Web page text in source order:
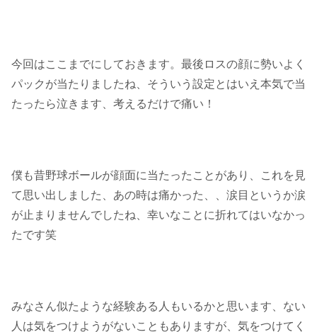
今回はここまでにしておきます。最後ロスの顔に勢いよく
パックが当たりましたね、そういう設定とはいえ本気で当
たったら泣きます、考えるだけで痛い！
僕も昔野球ボールが顔面に当たったことがあり、これを見
て思い出しました、あの時は痛かった、、涙目というか涙
が止まりませんでしたね、幸いなことに折れてはいなかっ
たです笑
みなさん似たような経験ある人もいるかと思います、ない
人は気をつけようがないこともありますが、気をつけてく